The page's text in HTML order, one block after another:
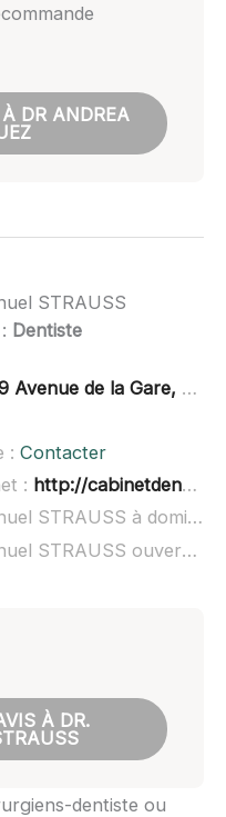
DR ANDREA
STRAUSS
Dentiste
Avenue de la Gare, 31210 Gourdan-Polignan
: Contacter
: http://cabinetdentairestrauss.fr/
Dr. Emmanuel STRAUSS à domicile :
Dr. Emmanuel STRAUSS ouvert dimanche :
À DR.
dentiste ou